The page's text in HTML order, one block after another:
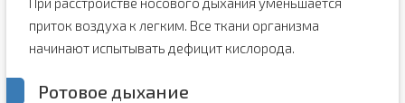
приток воздуха к легким. Все ткани организма
начинают испытывать дефицит кислорода.
Ротовое дыхание